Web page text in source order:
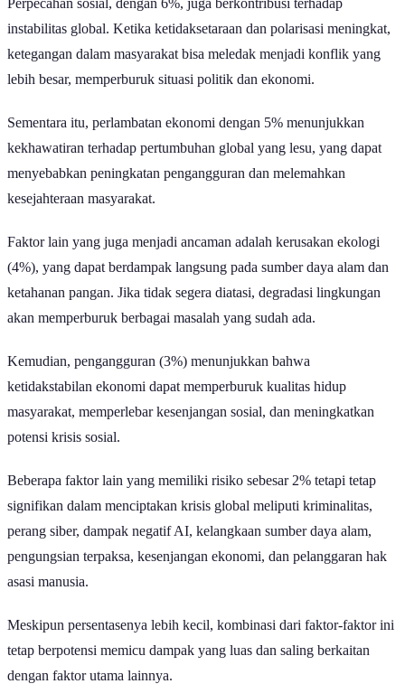
instabilitas global. Ketika ketidaksetaraan dan polarisasi meningkat,
ketegangan dalam masyarakat bisa meledak menjadi konflik yang
lebih besar, memperburuk situasi politik dan ekonomi.
Sementara itu, perlambatan ekonomi dengan 5% menunjukkan
kekhawatiran terhadap pertumbuhan global yang lesu, yang dapat
menyebabkan peningkatan pengangguran dan melemahkan
kesejahteraan masyarakat.
Faktor lain yang juga menjadi ancaman adalah kerusakan ekologi
(4%), yang dapat berdampak langsung pada sumber daya alam dan
ketahanan pangan. Jika tidak segera diatasi, degradasi lingkungan
akan memperburuk berbagai masalah yang sudah ada.
Kemudian, pengangguran (3%) menunjukkan bahwa
ketidakstabilan ekonomi dapat memperburuk kualitas hidup
masyarakat, memperlebar kesenjangan sosial, dan meningkatkan
potensi krisis sosial.
Beberapa faktor lain yang memiliki risiko sebesar 2% tetapi tetap
signifikan dalam menciptakan krisis global meliputi kriminalitas,
perang siber, dampak negatif AI, kelangkaan sumber daya alam,
pengungsian terpaksa, kesenjangan ekonomi, dan pelanggaran hak
asasi manusia.
Meskipun persentasenya lebih kecil, kombinasi dari faktor-faktor ini
tetap berpotensi memicu dampak yang luas dan saling berkaitan
dengan faktor utama lainnya.